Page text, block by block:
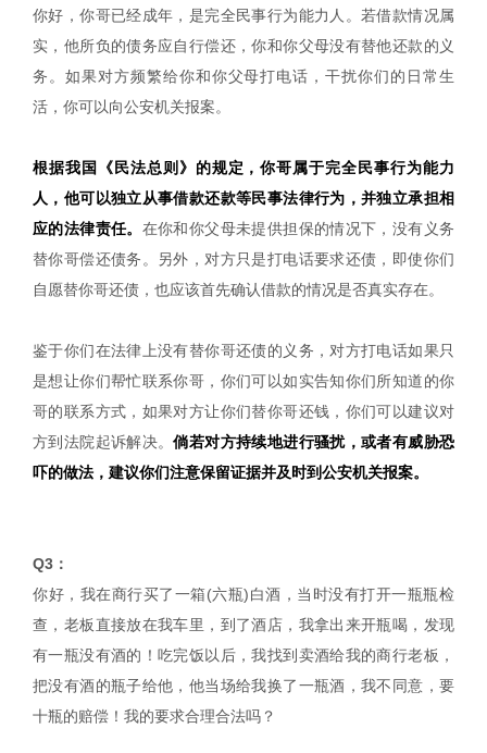
你好，你哥已经成年，是完全民事行为能力人。若借款情况属
实，他所负的债务应自行偿还，你和你父母没有替他还款的义
务。如果对方频繁给你和你父母打电话，干扰你们的日常生
活，你可以向公安机关报案。
根据我国《民法总则》的规定，你哥属于完全民事行为能力
人，他可以独立从事借款还款等民事法律行为，并独立承担相
应的法律责任。 在你和你父母未提供担保的情况下，没有义务
替你哥偿还债务。另外，对方只是打电话要求还债，即使你们
自愿替你哥还债，也应该首先确认借款的情况是否真实存在。
鉴于你们在法律上没有替你哥还债的义务，对方打电话如果只
是想让你们帮忙联系你哥，你们可以如实告知你们所知道的你
哥的联系方式，如果对方让你们替你哥还钱，你们可以建议对
方到法院起诉解决。倘若对方持续地进行骚扰，或者有威胁恐
吓的做法，建议你们注意保留证据并及时到公安机关报案。
Q3：
你好，我在商行买了一箱(六瓶)白酒，当时没有打开一瓶瓶检
查，老板直接放在我车里，到了酒店，我拿出来开瓶喝，发现
有一瓶没有酒的！吃完饭以后，我找到卖酒给我的商行老板，
把没有酒的瓶子给他，他当场给我换了一瓶酒，我不同意，要
十瓶的赔偿！我的要求合理合法吗？